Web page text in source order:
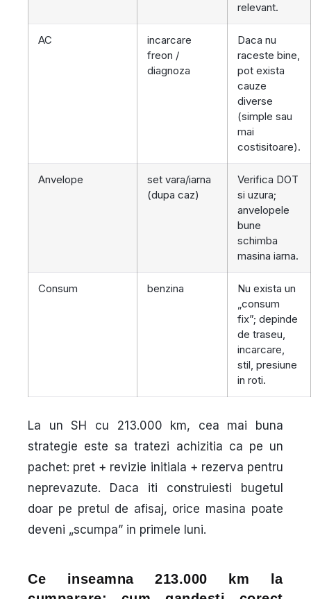
relevant.
AC
incarcare
freon /
diagnoza
Daca nu
raceste bine,
pot exista
cauze
diverse
(simple sau
mai
costisitoare).
Anvelope
set vara/iarna
(dupa caz)
Verifica DOT
si uzura;
anvelopele
bune
schimba
masina iarna.
Consum benzina
Nu exista un
„consum
fix”; depinde
de traseu,
incarcare,
stil, presiune
in roti.
La un SH cu 213.000 km, cea mai buna
strategie este sa tratezi achizitia ca pe un
pachet: pret + revizie initiala + rezerva pentru
neprevazute. Daca iti construiesti bugetul
doar pe pretul de afisaj, orice masina poate
deveni „scumpa” in primele luni.
Ce inseamna 213.000 km la